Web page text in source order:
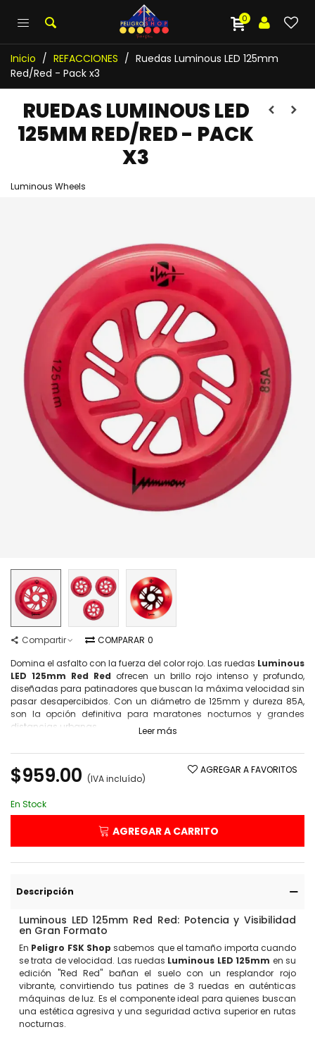
0
Inicio / REFACCIONES / Ruedas Luminous LED 125mm
Red/Red - Pack x3
RUEDAS LUMINOUS LED
125MM RED/RED - PACK
X3
Luminous Wheels
Compartir COMPARAR 0
Domina el asfalto con la fuerza del color rojo. Las ruedas Luminous
LED 125mm Red Red ofrecen un brillo rojo intenso y profundo,
diseñadas para patinadores que buscan la máxima velocidad sin
pasar desapercibidos. Con un diámetro de 125mm y dureza 85A,
son la opción definitiva para maratones nocturnos y grandes
distancias urbanas.
Leer más
$959.00 (IVA incluído)
AGREGAR A FAVORITOS
En Stock
AGREGAR A CARRITO
Descripción
Luminous LED 125mm Red Red: Potencia y Visibilidad
en Gran Formato
En Peligro FSK Shop sabemos que el tamaño importa cuando
se trata de velocidad. Las ruedas Luminous LED 125mm en su
edición "Red Red" bañan el suelo con un resplandor rojo
vibrante, convirtiendo tus patines de 3 ruedas en auténticas
máquinas de luz. Es el componente ideal para quienes buscan
una estética agresiva y una seguridad activa superior en rutas
nocturnas.